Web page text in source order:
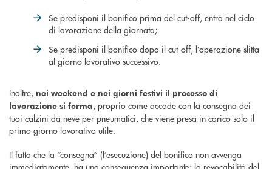
Se predisponi il bonifico prima del cut-off, entra nel ciclo
di lavorazione della giornata;
Se predisponi il bonifico dopo il cut-off, l’operazione slitta
al giorno lavorativo successivo.
Inoltre, nei weekend e nei giorni festivi il processo di
lavorazione si ferma, proprio come accade con la consegna dei
tuoi calzini da neve per pneumatici, che viene presa in carico solo il
primo giorno lavorativo utile.
Il fatto che la “consegna” (l’esecuzione) del bonifico non avvenga
immediatamente, ha una conseguenza importante: la revocabilità del